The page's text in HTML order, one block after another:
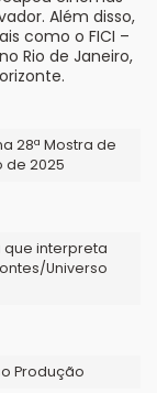
Além disso,
como o FICI –
Rio de Janeiro,
28ª Mostra de
de 2025
que interpreta
Universo
Produção